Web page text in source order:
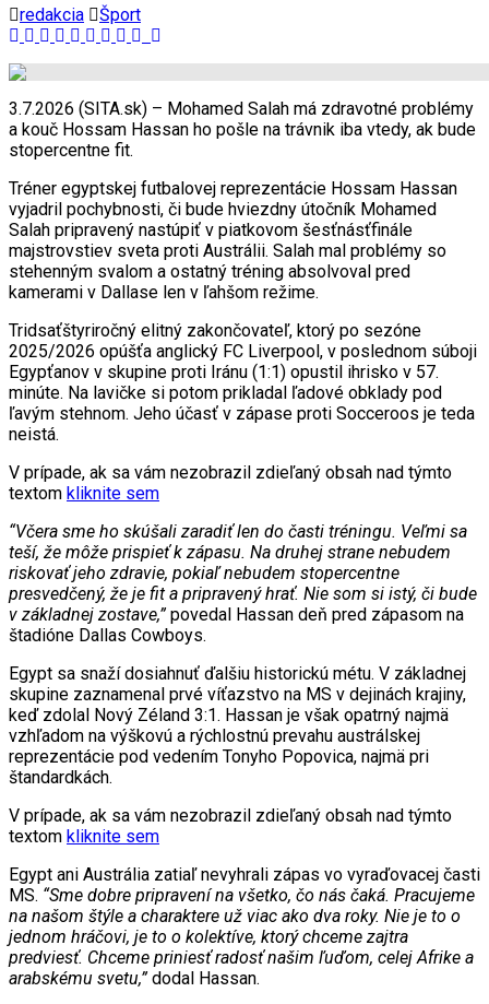
redakcia Šport
3.7.2026 (SITA.sk) – Mohamed Salah má zdravotné problémy
a kouč Hossam Hassan ho pošle na trávnik iba vtedy, ak bude
stopercentne fit.
Tréner egyptskej futbalovej reprezentácie Hossam Hassan
vyjadril pochybnosti, či bude hviezdny útočník Mohamed
Salah pripravený nastúpiť v piatkovom šesťnásťfinále
majstrovstiev sveta proti Austrálii. Salah mal problémy so
stehenným svalom a ostatný tréning absolvoval pred
kamerami v Dallase len v ľahšom režime.
Tridsaťštyriročný elitný zakončovateľ, ktorý po sezóne
2025/2026 opúšťa anglický FC Liverpool, v poslednom súboji
Egypťanov v skupine proti Iránu (1:1) opustil ihrisko v 57.
minúte. Na lavičke si potom prikladal ľadové obklady pod
ľavým stehnom. Jeho účasť v zápase proti Socceroos je teda
neistá.
V prípade, ak sa vám nezobrazil zdieľaný obsah nad týmto
textom kliknite sem
“Včera sme ho skúšali zaradiť len do časti tréningu. Veľmi sa
teší, že môže prispieť k zápasu. Na druhej strane nebudem
riskovať jeho zdravie, pokiaľ nebudem stopercentne
presvedčený, že je fit a pripravený hrať. Nie som si istý, či bude
v základnej zostave,”povedal Hassan deň pred zápasom na
štadióne Dallas Cowboys.
Egypt sa snaží dosiahnuť ďalšiu historickú métu. V základnej
skupine zaznamenal prvé víťazstvo na MS v dejinách krajiny,
keď zdolal Nový Zéland 3:1. Hassan je však opatrný najmä
vzhľadom na výškovú a rýchlostnú prevahu austrálskej
reprezentácie pod vedením Tonyho Popovica, najmä pri
štandardkách.
V prípade, ak sa vám nezobrazil zdieľaný obsah nad týmto
textom kliknite sem
Egypt ani Austrália zatiaľ nevyhrali zápas vo vyraďovacej časti
MS. “Sme dobre pripravení na všetko, čo nás čaká. Pracujeme
na našom štýle a charaktere už viac ako dva roky. Nie je to o
jednom hráčovi, je to o kolektíve, ktorý chceme zajtra
predviesť. Chceme priniesť radosť našim ľuďom, celej Afrike a
arabskému svetu,”dodal Hassan.